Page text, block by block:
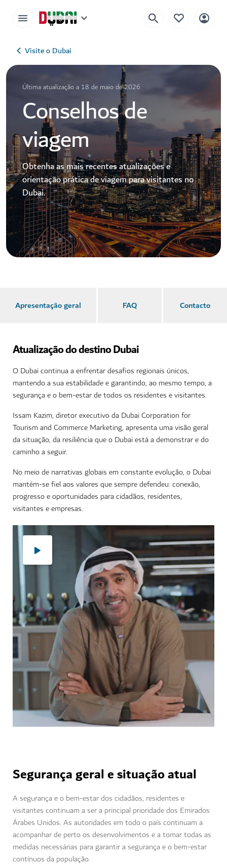
Visite o Dubai
Última atualização a 18 de maio de 2026
Conselhos de
viagem
Obtenha as mais recentes atualizações e
orientação prática de viagem para visitantes no
Dubai.
Apresentação geral FAQ Contacto
Atualização do destino Dubai
O Dubai continua a enfrentar desafios regionais únicos,
mantendo a sua estabilidade e garantindo, ao mesmo tempo, a
segurança e o bem-estar de todos os residentes e visitantes.
Issam Kazim, diretor executivo da Dubai Corporation for
Tourism and Commerce Marketing, apresenta uma visão geral
da situação, da resiliência que o Dubai está a demonstrar e do
caminho a seguir.
No meio de narrativas globais em constante evolução, o Dubai
mantém-se fiel aos valores que sempre defendeu: conexão,
progresso e oportunidades para cidadãos, residentes,
visitantes e empresas.
Segurança geral e situação atual
A segurança e o bem-estar dos cidadãos, residentes e
visitantes continuam a ser a principal prioridade dos Emirados
Árabes Unidos. As autoridades em todo o país continuam a
acompanhar de perto os desenvolvimentos e a tomar todas as
medidas necessárias para garantir a segurança e o bem-estar
contínuos da população.